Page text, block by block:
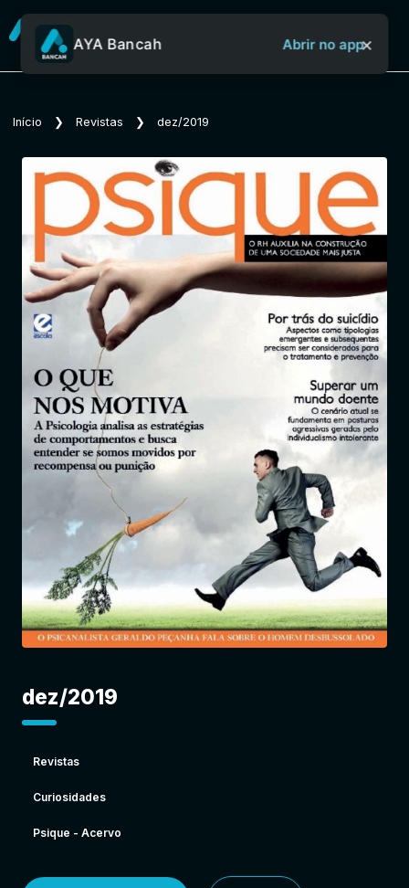
Sobre o Aya Bancah
Revistas
Jornais
Entrar
AYA Bancah Abrir no app×
Início ❯ Revistas ❯ dez/2019
dez/2019
Revistas
Curiosidades
Psique - Acervo